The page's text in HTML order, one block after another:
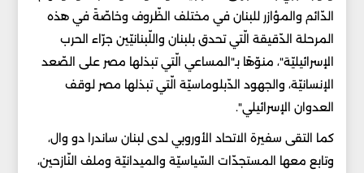
الدّائم والمؤازر للبنان في مختلف الظّروف وخاصّةً في هذه
المرحلة الدّقيقة الّتي تحدق بلبنان واللّبنانيّين جرّاء الحرب
الإسرائيليّة"، منوّهًا بـ"المساعي الّتي تبذلها مصر على الصّعد
الإنسانيّة، والجهود الدّبلوماسيّة الّتي تبذلها مصر لوقف
العدوان الإسرائيلي".
كما التقى سفيرة الاتحاد الأوروبي لدى لبنان ​ساندرا دو وال​،
وتابع معها المستجدّات السّياسيّة والميدانيّة وملف النّازحين،